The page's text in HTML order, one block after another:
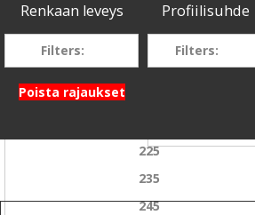
Renkaan leveys
Filters:
225
235
245
Profiilisuhde
Filters:
Poista rajaukset